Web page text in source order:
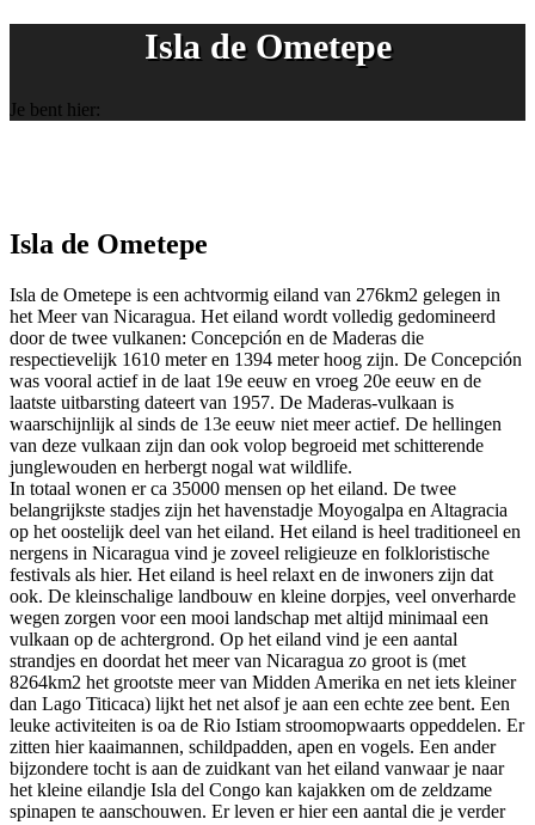
Isla de Ometepe
Je bent hier:
Isla de Ometepe
Isla de Ometepe is een achtvormig eiland van 276km2 gelegen in
het Meer van Nicaragua. Het eiland wordt volledig gedomineerd
door de twee vulkanen: Concepción en de Maderas die
respectievelijk 1610 meter en 1394 meter hoog zijn. De Concepción
was vooral actief in de laat 19e eeuw en vroeg 20e eeuw en de
laatste uitbarsting dateert van 1957. De Maderas-vulkaan is
waarschijnlijk al sinds de 13e eeuw niet meer actief. De hellingen
van deze vulkaan zijn dan ook volop begroeid met schitterende
junglewouden en herbergt nogal wat wildlife.
In totaal wonen er ca 35000 mensen op het eiland. De twee
belangrijkste stadjes zijn het havenstadje Moyogalpa en Altagracia
op het oostelijk deel van het eiland. Het eiland is heel traditioneel en
nergens in Nicaragua vind je zoveel religieuze en folkloristische
festivals als hier. Het eiland is heel relaxt en de inwoners zijn dat
ook. De kleinschalige landbouw en kleine dorpjes, veel onverharde
wegen zorgen voor een mooi landschap met altijd minimaal een
vulkaan op de achtergrond. Op het eiland vind je een aantal
strandjes en doordat het meer van Nicaragua zo groot is (met
8264km2 het grootste meer van Midden Amerika en net iets kleiner
dan Lago Titicaca) lijkt het net alsof je aan een echte zee bent. Een
leuke activiteiten is oa de Rio Istiam stroomopwaarts oppeddelen. Er
zitten hier kaaimannen, schildpadden, apen en vogels. Een ander
bijzondere tocht is aan de zuidkant van het eiland vanwaar je naar
het kleine eilandje Isla del Congo kan kajakken om de zeldzame
spinapen te aanschouwen. Er leven er hier een aantal die je verder